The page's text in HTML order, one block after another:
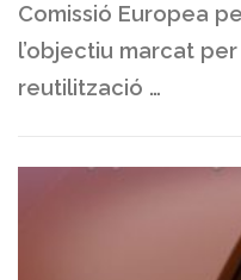
Comissió Europea
l’objectiu marcat per
reutilització …